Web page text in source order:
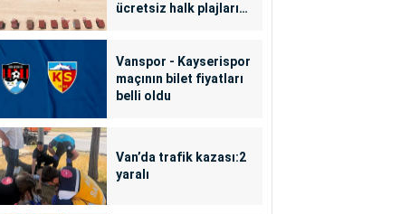
ücretsiz halk plajları
Vanspor - Kayserispor
maçının bilet fiyatları
belli oldu
Van’da trafik kazası:2
yaralı